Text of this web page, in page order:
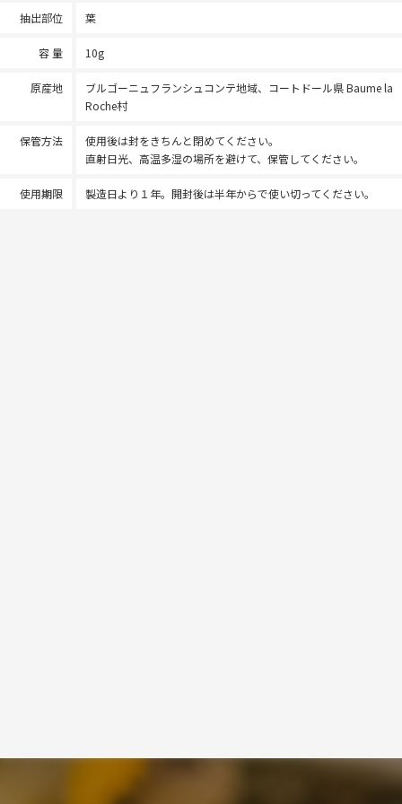
抽出部位 葉
容 量 10g
原産地
ブルゴーニュフランシュコンテ地域、コートドール県 Baume la
Roche村
保管方法
使用後は封をきちんと閉めてください。
直射日光、高温多湿の場所を避けて、保管してください。
使用期限 製造日より１年。開封後は半年からで使い切ってください。